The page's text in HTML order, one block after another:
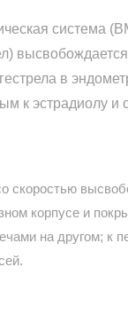
система
в
к эстрадиолу
корпусе и
на другом;